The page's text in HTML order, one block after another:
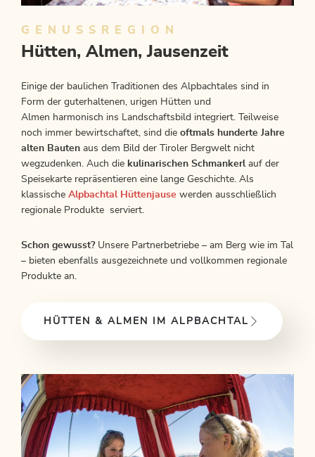
GENUSSREGION
Hütten, Almen, Jausenzeit
Einige der baulichen Traditionen des Alpbachtales sind in
Form der guterhaltenen, urigen Hütten und
Almen harmonisch ins Landschaftsbild integriert. Teilweise
noch immer bewirtschaftet, sind die oftmals hunderte Jahre
alten Bauten aus dem Bild der Tiroler Bergwelt nicht
wegzudenken. Auch die kulinarischen Schmankerlauf der
Speisekarte repräsentieren eine lange Geschichte. Als
klassische Alpbachtal Hüttenjause werden ausschließlich
regionale Produkte serviert.
Schon gewusst?Unsere Partnerbetriebe – am Berg wie im Tal
– bieten ebenfalls ausgezeichnete und vollkommen regionale
Produkte an.
HÜTTEN & ALMEN IM ALPBACHTAL